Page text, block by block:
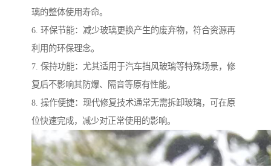
璃的整体使用寿命。
6. 环保节能：减少玻璃更换产生的废弃物，符合资源再
利用的环保理念。
7. 保持功能：尤其适用于汽车挡风玻璃等特殊场景，修
复后不影响其防爆、隔音等原有性能。
8. 操作便捷：现代修复技术通常无需拆卸玻璃，可在原
位快速完成，减少对正常使用的影响。